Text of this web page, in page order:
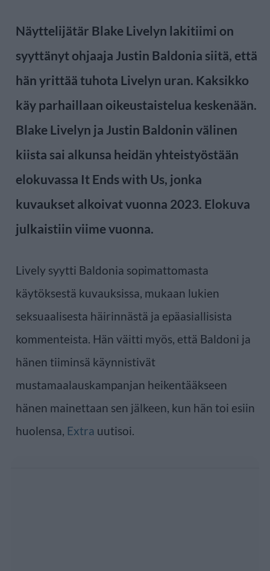
Näyttelijätär Blake Livelyn lakitiimi on
syyttänyt ohjaaja Justin Baldonia siitä, että
hän yrittää tuhota Livelyn uran. Kaksikko
käy parhaillaan oikeustaistelua keskenään.
Blake Livelyn ja Justin Baldonin välinen
kiista sai alkunsa heidän yhteistyöstään
elokuvassa It Ends with Us, jonka
kuvaukset alkoivat vuonna 2023. Elokuva
julkaistiin viime vuonna.
Lively syytti Baldonia sopimattomasta
käytöksestä kuvauksissa, mukaan lukien
seksuaalisesta häirinnästä ja epäasiallisista
kommenteista. Hän väitti myös, että Baldoni ja
hänen tiiminsä käynnistivät
mustamaalauskampanjan heikentääkseen
hänen mainettaan sen jälkeen, kun hän toi esiin
huolensa, Extra uutisoi.